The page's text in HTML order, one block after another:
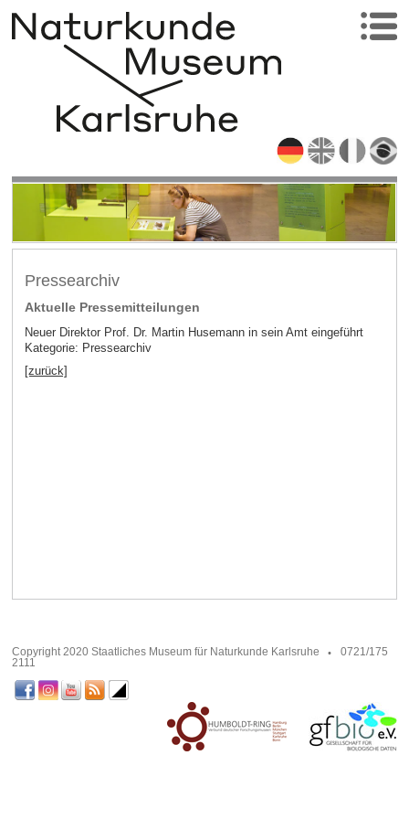
Pressearchiv
Aktuelle Pressemitteilungen
Neuer Direktor Prof. Dr. Martin Husemann in sein Amt eingeführt
Kategorie: Pressearchiv
[zurück]
Copyright 2020 Staatliches Museum für Naturkunde Karlsruhe
0721/175
2111